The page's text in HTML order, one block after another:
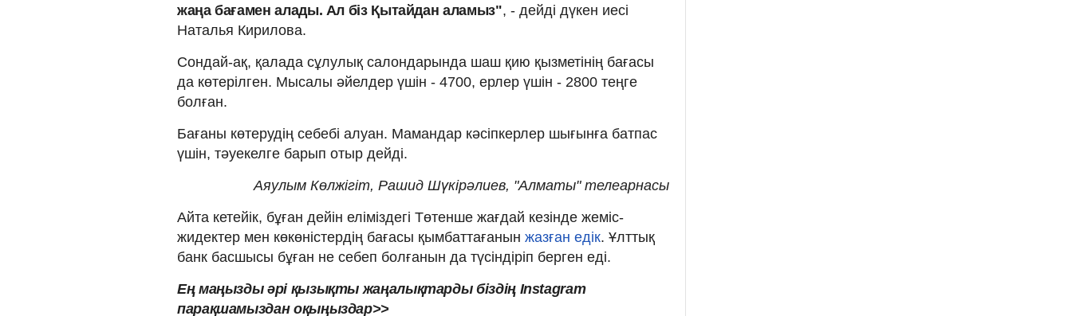
жаңа бағамен алады. Ал біз Қытайдан аламыз", - дейді дүкен иесі
Наталья Кирилова.
Сондай-ақ, қалада сұлулық салондарында шаш қию қызметінің бағасы
да көтерілген. Мысалы әйелдер үшін - 4700, ерлер үшін - 2800 теңге
болған.
Бағаны көтерудің себебі алуан. Мамандар кәсіпкерлер шығынға батпас
үшін, тәуекелге барып отыр дейді.
Аяулым Көлжігіт, Рашид Шүкірәлиев, "Алматы" телеарнасы
Айта кетейік, бұған дейін еліміздегі Төтенше жағдай кезінде жеміс-
жидектер мен көкөністердің бағасы қымбаттағанын жазған едік. Ұлттық
банк басшысы бұған не себеп болғанын да түсіндіріп берген еді.
Ең маңызды әрі қызықты жаңалықтарды біздің Instagram
парақшамыздан оқыңыздар>>